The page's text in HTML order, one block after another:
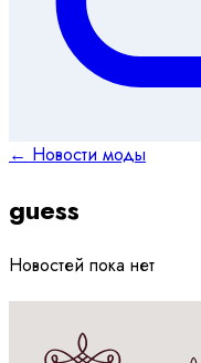
← Новости моды
guess
Новостей пока нет